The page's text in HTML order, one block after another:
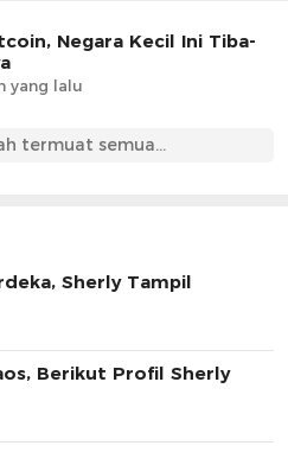
Negara Kecil Ini Tiba-
yang lalu
termuat semua...
Sherly Tampil
Berikut Profil Sherly